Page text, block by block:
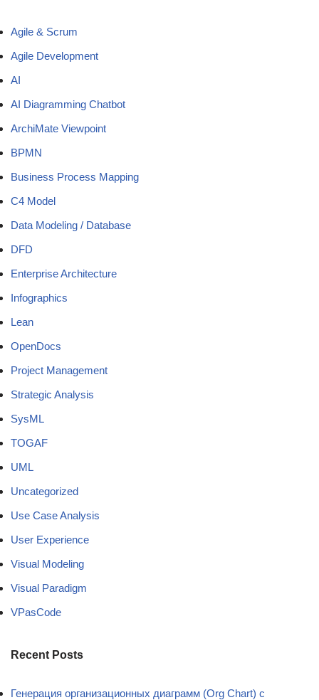
Agile & Scrum
Agile Development
AI
AI Diagramming Chatbot
ArchiMate Viewpoint
BPMN
Business Process Mapping
C4 Model
Data Modeling / Database
DFD
Enterprise Architecture
Infographics
Lean
OpenDocs
Project Management
Strategic Analysis
SysML
TOGAF
UML
Uncategorized
Use Case Analysis
User Experience
Visual Modeling
Visual Paradigm
VPasCode
Recent Posts
Генерация организационных диаграмм (Org Chart) с